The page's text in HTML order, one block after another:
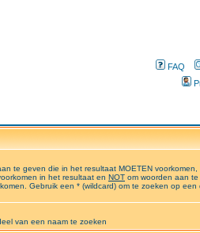
FAQ
te geven die in het resultaat MOETEN voorkomen,
in het resultaat en NOT om woorden aan
Gebruik een * (wildcard) om te zoeken op een
van een naam te zoeken